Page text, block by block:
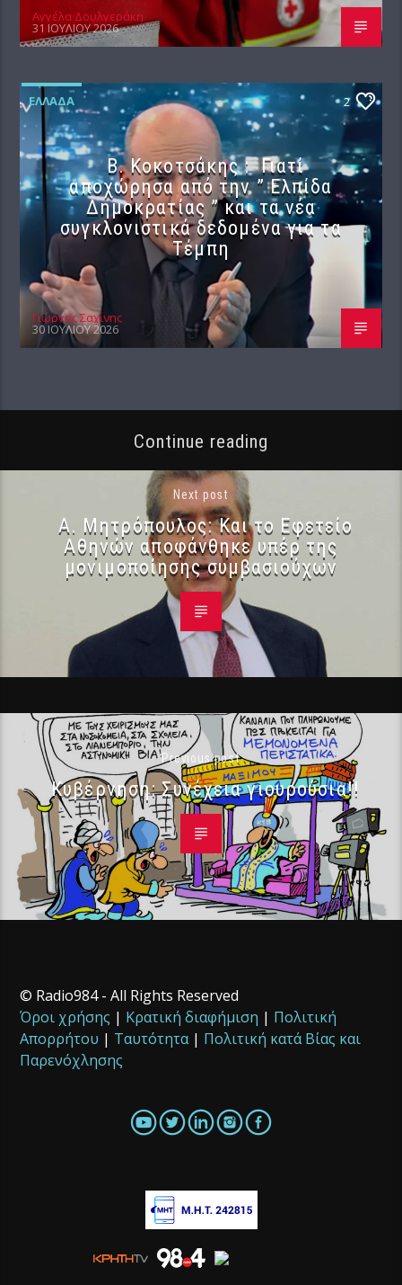
Αγγέλα Δουλγεράκη
31 ΙΟΥΛΊΟΥ 2026
ΕΛΛΆΔΑ 2
Β. Κοκοτσάκης : Γιατί
αποχώρησα από την ” Ελπίδα
Δημοκρατίας ” και τα νέα
συγκλονιστικά δεδομένα για τα
Τέμπη
Γιώργος Σαχίνης
30 ΙΟΥΛΊΟΥ 2026
Continue reading
Next post
Α. Μητρόπουλος: Και το Εφετείο
Αθηνών αποφάνθηκε υπέρ της
μονιμοποίησης συμβασιούχων
Previous post
Κυβέρνηση: Συνέχεια γιουρούσια!!
© Radio984 - All Rights Reserved
Όροι χρήσης | Κρατική διαφήμιση | Πολιτική
Απορρήτου | Ταυτότητα| Πολιτική κατά Βίας και
Παρενόχλησης